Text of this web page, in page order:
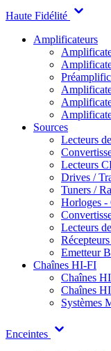
Haute Fidélité
Amplificateurs
Sources
Lecteurs
Lecteurs
Drives /
Tuners /
Horloges -
Lecteurs
Emetteur
Chaînes HI-FI
Chaînes
Chaînes
Systèmes
Enceintes